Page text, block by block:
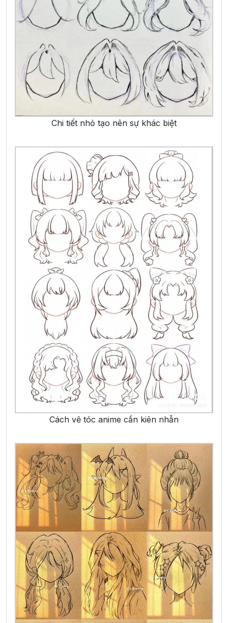
Chi tiết nhỏ tạo nên sự khác biệt
Cách vẽ tóc anime cần kiên nhẫn